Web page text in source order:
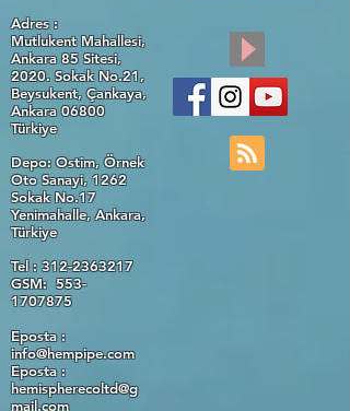
Adres :
Mutlukent Mahallesi,
Ankara 85 Sitesi,
2020. Sokak No.21,
Beysukent, Çankaya,
Ankara 06800
Türkiye
Depo: Ostim, Örnek
Oto Sanayi, 1262
Sokak No.17
Yenimahalle, Ankara,
Türkiye
Tel : 312-2363217
GSM: 553-
1707875
Eposta :
info@hempipe.com
Eposta :
hemispherecoltd@g
mail.com